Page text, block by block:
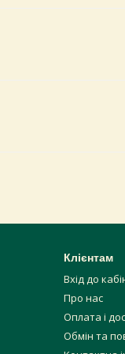
Клієнтам
Вхід до
Про нас
Оплата і
Обмін та